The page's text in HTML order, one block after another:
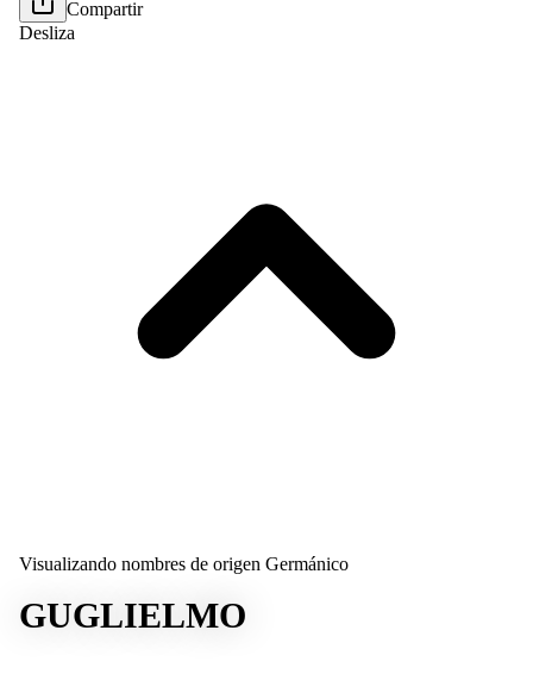
Compartir
Desliza
Visualizando nombres de origen Germánico
GUGLIELMO